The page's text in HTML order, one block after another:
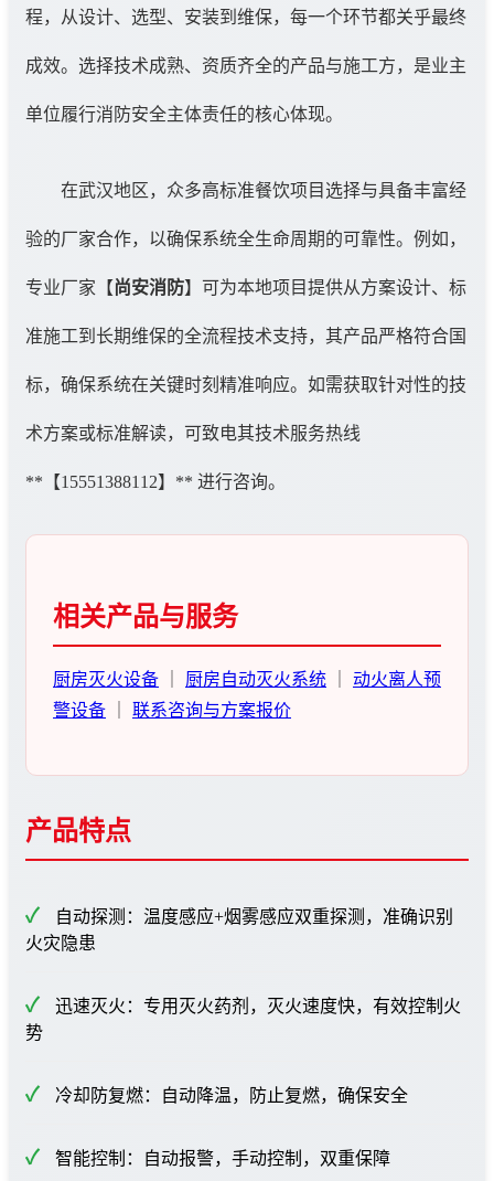
程，从设计、选型、安装到维保，每一个环节都关乎最终
成效。选择技术成熟、资质齐全的产品与施工方，是业主
单位履行消防安全主体责任的核心体现。
在武汉地区，众多高标准餐饮项目选择与具备丰富经
验的厂家合作，以确保系统全生命周期的可靠性。例如，
专业厂家【尚安消防】可为本地项目提供从方案设计、标
准施工到长期维保的全流程技术支持，其产品严格符合国
标，确保系统在关键时刻精准响应。如需获取针对性的技
术方案或标准解读，可致电其技术服务热线
**【15551388112】** 进行咨询。
相关产品与服务
厨房灭火设备 厨房自动灭火系统
动火离人预
警设备
联系咨询与方案报价
产品特点
自动探测：温度感应+烟雾感应双重探测，准确识别
火灾隐患
迅速灭火：专用灭火药剂，灭火速度快，有效控制火
势
冷却防复燃：自动降温，防止复燃，确保安全
智能控制：自动报警，手动控制，双重保障